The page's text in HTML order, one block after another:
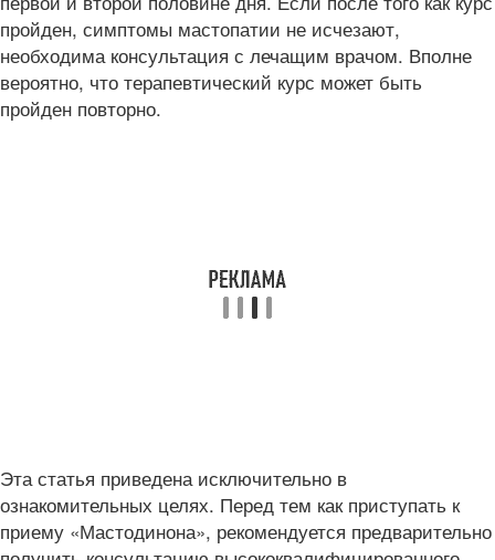
пройден, симптомы мастопатии не исчезают,
необходима консультация с лечащим врачом. Вполне
вероятно, что терапевтический курс может быть
пройден повторно.
Эта статья приведена исключительно в
ознакомительных целях. Перед тем как приступать к
приему «Мастодинона», рекомендуется предварительно